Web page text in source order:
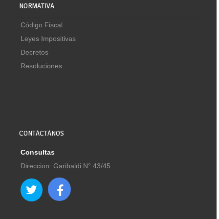
NORMATIVA
Código Fiscal
Leyes Impositivas
Decretos
Resoluciones
CONTACTANOS
Consultas
Direccion: Garibaldi N° 43/45